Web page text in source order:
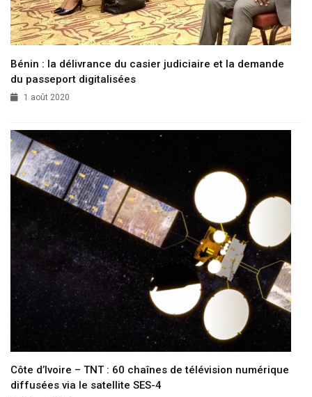
Bénin : la délivrance du casier judiciaire et la demande
du passeport digitalisées
1 août 2020
Côte d’Ivoire – TNT : 60 chaînes de télévision numérique
diffusées via le satellite SES-4